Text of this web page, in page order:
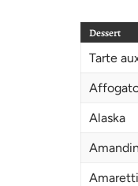
Dessert
Tarte
Alaska
Amaretti